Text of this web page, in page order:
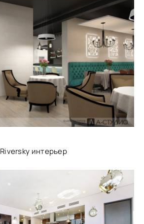
Riversky интерьер